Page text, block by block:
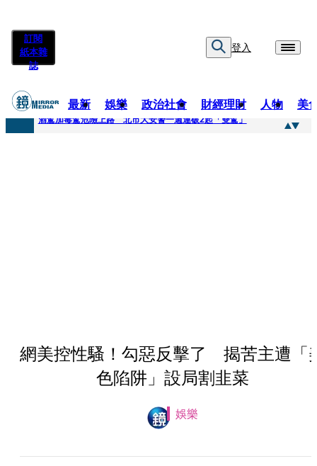
訂閱
紙本雜
誌
登入
最新 娛樂 政治社會 財經理財 人物 美
快訊
酒駕加毒駕危險上路 北市大安警一週連破2起「雙駕」
網美控性騷！勾惡反擊了 揭苦主遭「
色陷阱」設局割韭菜
娛樂